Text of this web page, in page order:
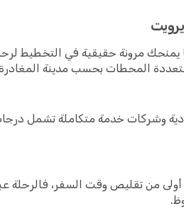
يمنحك مرونة حقيقية في
متعددة المحطات بحسب مدينة
وشركات خدمة متكاملة تشمل
من تقليص وقت السفر، فالرحلة